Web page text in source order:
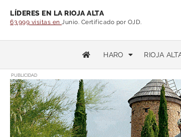
LÍDERES EN LA RIOJA ALTA
63.999 visitas en Junio. Certificado por OJD.
HARO RIOJA
PUBLICIDAD